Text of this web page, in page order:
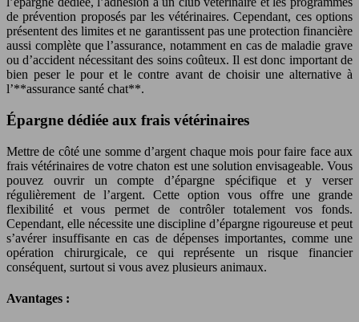
de prévention proposés par les vétérinaires. Cependant, ces options
présentent des limites et ne garantissent pas une protection financière
aussi complète que l’assurance, notamment en cas de maladie grave
ou d’accident nécessitant des soins coûteux. Il est donc important de
bien peser le pour et le contre avant de choisir une alternative à
l’**assurance santé chat**.
Épargne dédiée aux frais vétérinaires
Mettre de côté une somme d’argent chaque mois pour faire face aux
frais vétérinaires de votre chaton est une solution envisageable. Vous
pouvez ouvrir un compte d’épargne spécifique et y verser
régulièrement de l’argent. Cette option vous offre une grande
flexibilité et vous permet de contrôler totalement vos fonds.
Cependant, elle nécessite une discipline d’épargne rigoureuse et peut
s’avérer insuffisante en cas de dépenses importantes, comme une
opération chirurgicale, ce qui représente un risque financier
conséquent, surtout si vous avez plusieurs animaux.
Avantages :